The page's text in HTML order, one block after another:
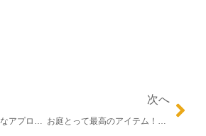
天然石貼りのきれいなアプローチの施工例です！
次へ
お庭とって最高のアイテム！ガーデンルームが完成しました！― LIXIL 暖蘭物語 ―